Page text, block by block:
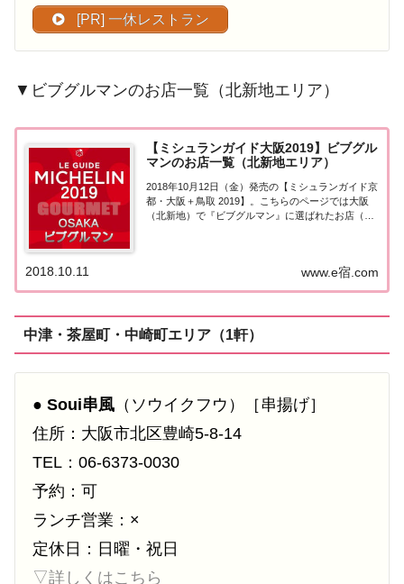
[PR] 一休レストラン
▼ビブグルマンのお店一覧（北新地エリア）
【ミシュランガイド大阪2019】ビブグル
マンのお店一覧（北新地エリア）
2018年10月12日（金）発売の【ミシュランガイド京
都・大阪＋鳥取 2019】。こちらのページでは大阪
（北新地）で『ビブグルマン』に選ばれたお店（飲
www.e宿.com
2018.10.11
中津・茶屋町・中崎町エリア（1軒）
● Soui串風 （ソウイクフウ）［串揚げ］
住所：大阪市北区豊崎5-8-14
TEL：06-6373-0030
予約：可
ランチ営業：×
定休日：日曜・祝日
▽詳しくはこちら